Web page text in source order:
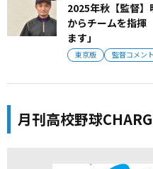
2025年秋【監督
からチームを指揮
ます」
東京版 監督コメント
月刊高校野球